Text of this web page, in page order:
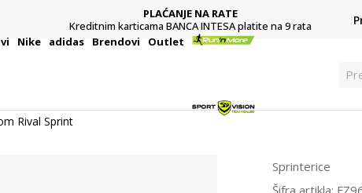
PLAĆANJE NA RATE
Kreditnim karticama BANCA INTESA platite na 9 rata
Nike adidas Brendovi Outlet
Rival Sprint
Sprinterice
Šifra artikla: